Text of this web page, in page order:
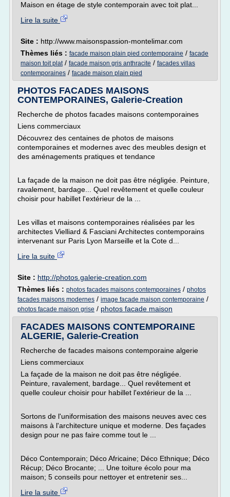
Maison en étage de style contemporain avec toit plat...
Lire la suite
Site : http://www.maisonspassion-montelimar.com
Thèmes liés : facade maison plain pied contemporaine / facade
maison toit plat/ facade maison gris anthracite / facades villas
contemporaines / facade maison plain pied
PHOTOS FACADES MAISONS
CONTEMPORAINES, Galerie-Creation
Recherche de photos facades maisons contemporaines
Liens commerciaux
Découvrez des centaines de photos de maisons
contemporaines et modernes avec des meubles design et
des aménagements pratiques et tendance
La façade de la maison ne doit pas être négligée. Peinture,
ravalement, bardage... Quel revêtement et quelle couleur
choisir pour habillet l'extérieur de la ...
Les villas et maisons contemporaines réalisées par les
architectes Vielliard & Fasciani Architectes contemporains
intervenant sur Paris Lyon Marseille et la Cote d...
Lire la suite
Site : http://photos.galerie-creation.com
Thèmes liés : photos facades maisons contemporaines / photos
facades maisons modernes / image facade maison contemporaine /
photos facade maison grise / photos facade maison
FACADES MAISONS CONTEMPORAINE
ALGERIE, Galerie-Creation
Recherche de facades maisons contemporaine algerie
Liens commerciaux
La façade de la maison ne doit pas être négligée.
Peinture, ravalement, bardage... Quel revêtement et
quelle couleur choisir pour habillet l'extérieur de la ...
Sortons de l'uniformisation des maisons neuves avec ces
maisons à l'architecture unique et moderne. Des façades
design pour ne pas faire comme tout le ...
Déco Contemporain; Déco Africaine; Déco Ethnique; Déco
Récup; Déco Brocante; ... Une toiture écolo pour ma
maison; 5 conseils pour nettoyer et entretenir ses...
Lire la suite